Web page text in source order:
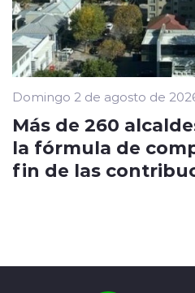
Domingo 2 de agosto de
Más de 260
la fórmula de
fin de las